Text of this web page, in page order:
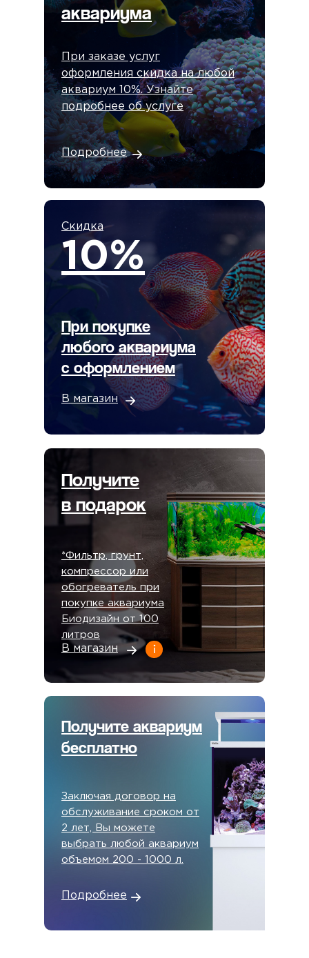
10%
При покупке
любого аквариума
с оформлением
Скидка
В магазин
Получите аквариум
бесплатно
Заключая договор на
обслуживание сроком от
2 лет, Вы можете
выбрать любой аквариум
объемом 200 - 1000 л.
Подробнее
Получите
в подарок
В магазин
*Фильтр, грунт,
компрессор или
обогреватель при
покупке аквариума
Биодизайн от 100
литров
аквариума
При заказе услуг
оформления скидка на любой
аквариум 10%. Узнайте
подробнее об услуге
Подробнее